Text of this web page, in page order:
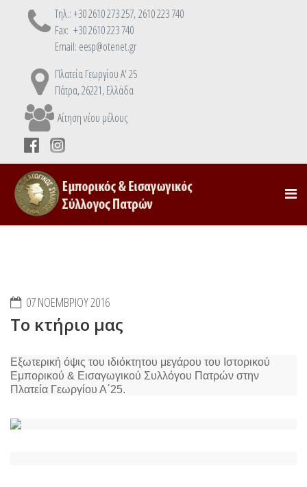
Τηλ.: +30 2610 273 257, 2610 223 740
Fax: +30 2610 223 740
Email: eesp@otenet.gr
Πλατεία Γεωργίου Α' 25
Πάτρα, 26221, Ελλάδα
Αίτηση νέου μέλους
07 ΝΟΕΜΒΡΊΟΥ 2016
Το κτήριο μας
Εξωτερική όψις του ιδιόκτητου μεγάρου του Ιστορικού
Εμπορικού & Εισαγωγικού Συλλόγου Πατρών στην
Πλατεία Γεωργίου Α΄25.